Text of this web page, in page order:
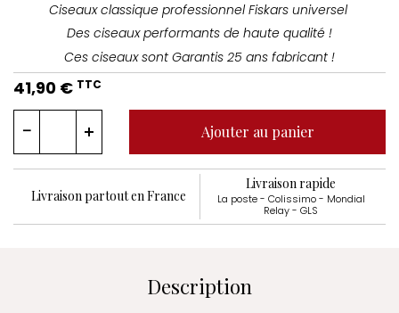
Ciseaux classique professionnel Fiskars universel
Des ciseaux performants de haute qualité !
Ces ciseaux sont Garantis 25 ans fabricant !
41,90 € TTC
Ajouter au panier
Livraison partout en France
Livraison rapide
La poste - Colissimo - Mondial
Relay - GLS
Description